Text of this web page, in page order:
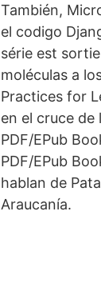
También,
el codigo
série est
moléculas a
Practices for
en el cruce
PDF/EPub
PDF/EPub
hablan de
Araucanía.